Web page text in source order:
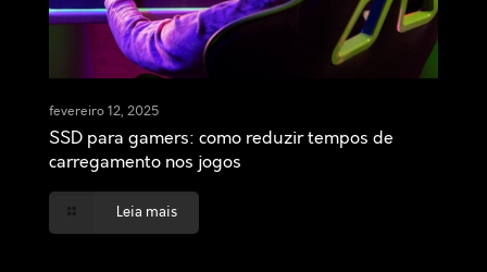
fevereiro 12, 2025
SSD para gamers: como reduzir tempos de
carregamento nos jogos
Leia mais